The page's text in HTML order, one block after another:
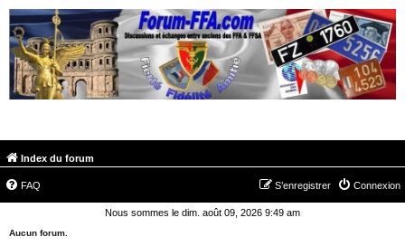
Index du forum
FAQ Connexion
S’enregistrer
Nous sommes le dim. août 09, 2026 9:49 am
Aucun forum.